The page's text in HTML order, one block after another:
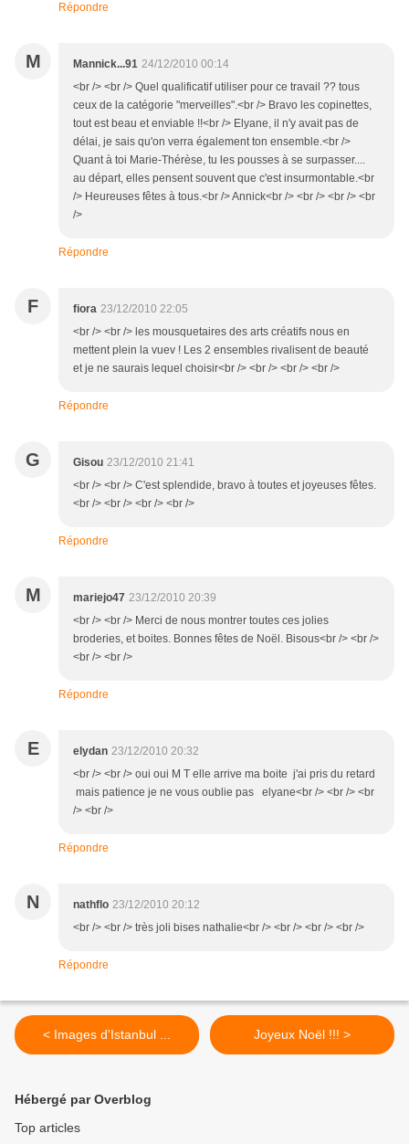
Répondre
M Mannick...91 24/12/2010 00:14
<br /> <br /> Quel qualificatif utiliser pour ce travail ?? tous
ceux de la catégorie "merveilles".<br /> Bravo les copinettes,
tout est beau et enviable !!<br /> Elyane, il n'y avait pas de
délai, je sais qu'on verra également ton ensemble.<br />
Quant à toi Marie-Thérèse, tu les pousses à se surpasser....
au départ, elles pensent souvent que c'est insurmontable.<br
/> Heureuses fêtes à tous.<br /> Annick<br /> <br /> <br /> <br
/>
Répondre
F fiora 23/12/2010 22:05
<br /> <br /> les mousquetaires des arts créatifs nous en
mettent plein la vuev ! Les 2 ensembles rivalisent de beauté
et je ne saurais lequel choisir<br /> <br /> <br /> <br />
Répondre
G Gisou 23/12/2010 21:41
<br /> <br /> C'est splendide, bravo à toutes et joyeuses fêtes.
<br /> <br /> <br /> <br />
Répondre
M mariejo47 23/12/2010 20:39
<br /> <br /> Merci de nous montrer toutes ces jolies
broderies, et boites. Bonnes fêtes de Noël. Bisous<br /> <br />
<br /> <br />
Répondre
E elydan 23/12/2010 20:32
<br /> <br /> oui oui M T elle arrive ma boite j'ai pris du retard
mais patience je ne vous oublie pas elyane<br /> <br /> <br
/> <br />
Répondre
N nathflo 23/12/2010 20:12
<br /> <br /> très joli bises nathalie<br /> <br /> <br /> <br />
Répondre
< Images d'Istanbul ... Joyeux Noël !!! >
Hébergé par Overblog
Top articles